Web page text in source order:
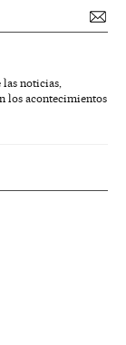
las noticias,
los acontecimientos